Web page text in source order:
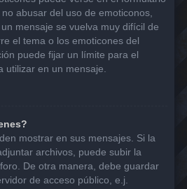
abusar del uso de emoticonos,
mensaje se vuelva muy difícil de
el tema o los emoticones del
puede fijar un límite para el
utilizar en un mensaje.
mostrar en sus mensajes. Si la
archivos, puede subir la
De otra manera, debe guardar
de acceso público, e.j.